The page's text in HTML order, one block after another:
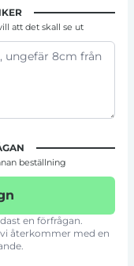
att det skall se ut
beställning
en förfrågan.
återkommer med en